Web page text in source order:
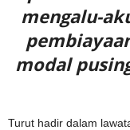
mengalu-
modal
Turut hadir dalam